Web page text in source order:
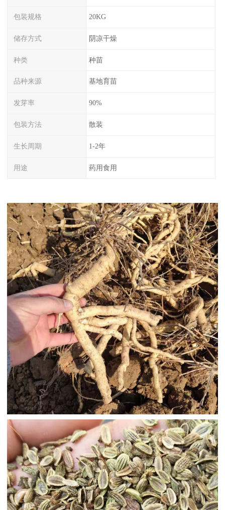
包装规格 20KG
储存方式 阴凉干燥
种类 种苗
品种来源 基地育苗
发芽率 90%
包装方法 散装
生长周期 1-2年
用途 药用食用